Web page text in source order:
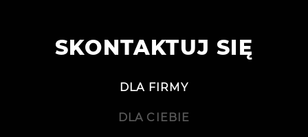
SKONTAKTUJ SIĘ
DLA FIRMY
DLA CIEBIE